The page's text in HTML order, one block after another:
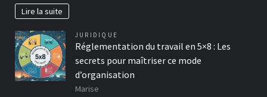
Lire la suite
JURIDIQUE
Réglementation du travail en 5×8 : Les
secrets pour maîtriser ce mode
d’organisation
Marise